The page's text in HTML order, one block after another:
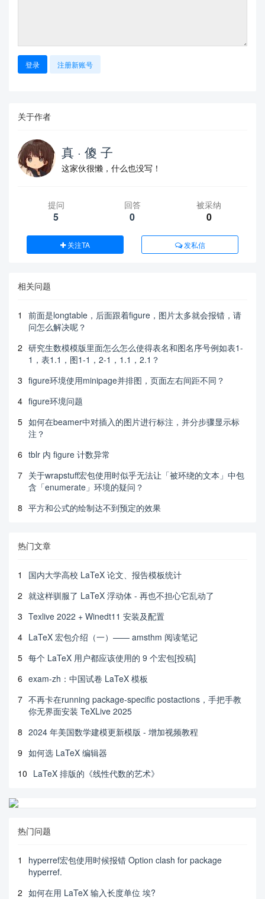
登录 注册新账号
关于作者
真 · 傻 子
这家伙很懒，什么也没写！
提问
5
回答
0
被采纳
0
关注TA 发私信
相关问题
1
前面是longtable，后面跟着figure，图片太多就会报错，请
问怎么解决呢？
2 研究生数模模版里面怎么怎么使得表名和图名序号例如表1-
1，表1.1，图1-1，2-1，1.1，2.1？
3 figure环境使用minipage并排图，页面左右间距不同？
4 figure环境问题
5 如何在beamer中对插入的图片进行标注，并分步骤显示标
注？
6 tblr 内 figure 计数异常
7 关于wrapstuff宏包使用时似乎无法让「被环绕的文本」中包
含「enumerate」环境的疑问？
8 平方和公式的绘制达不到预定的效果
热门文章
1
国内大学高校 LaTeX 论文、报告模板统计
2 就这样驯服了 LaTeX 浮动体 - 再也不担心它乱动了
3 Texlive 2022 + Winedt11 安装及配置
4 LaTeX 宏包介绍（一）—— amsthm 阅读笔记
5 每个 LaTeX 用户都应该使用的 9 个宏包[投稿]
6 exam-zh：中国试卷 LaTeX 模板
7 不再卡在running package-specific postactions，手把手教
你无界面安装 TeXLive 2025
8 2024 年美国数学建模更新模版 - 增加视频教程
9 如何选 LaTeX 编辑器
10 LaTeX 排版的《线性代数的艺术》
热门问题
1
hyperref宏包使用时候报错 Option clash for package
hyperref.
2 如何在用 LaTeX 输入长度单位 埃?